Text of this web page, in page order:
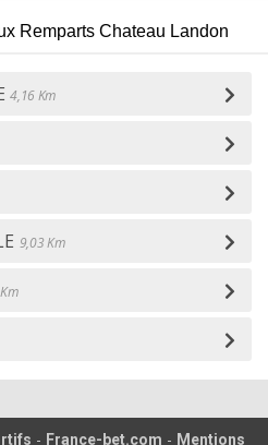
Remparts Chateau Landon
4,16 Km
9,03 Km
- France-bet.com - Mentions